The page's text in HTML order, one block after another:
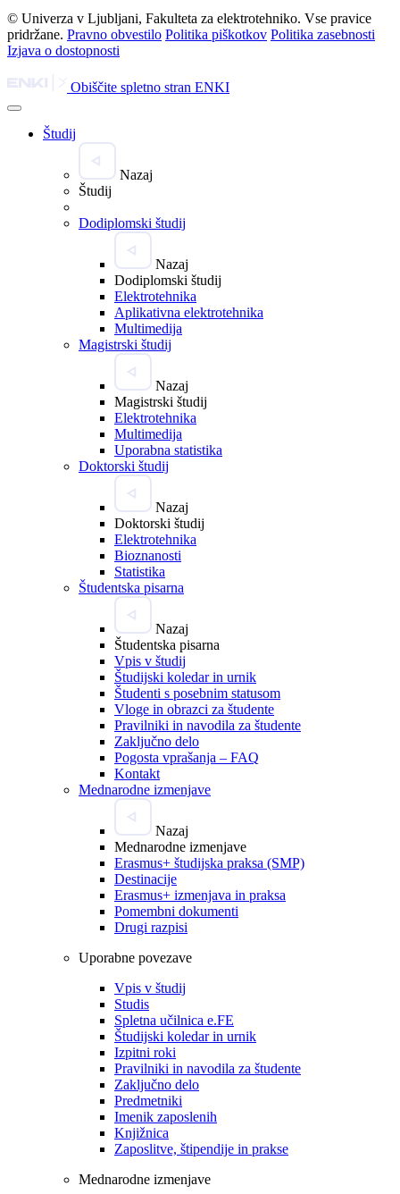
© Univerza v Ljubljani, Fakulteta za elektrotehniko. Vse pravice
pridržane. Pravno obvestilo Politika piškotkov Politika zasebnosti
Izjava o dostopnosti
Obiščite spletno stran ENKI
Študij
Nazaj
Študij
Dodiplomski študij
Nazaj
Dodiplomski študij
Elektrotehnika
Aplikativna elektrotehnika
Multimedija
Magistrski študij
Nazaj
Magistrski študij
Elektrotehnika
Multimedija
Uporabna statistika
Doktorski študij
Nazaj
Doktorski študij
Elektrotehnika
Bioznanosti
Statistika
Študentska pisarna
Nazaj
Študentska pisarna
Vpis v študij
Študijski koledar in urnik
Študenti s posebnim statusom
Vloge in obrazci za študente
Pravilniki in navodila za študente
Zaključno delo
Pogosta vprašanja – FAQ
Kontakt
Mednarodne izmenjave
Nazaj
Mednarodne izmenjave
Erasmus+ študijska praksa (SMP)
Destinacije
Erasmus+ izmenjava in praksa
Pomembni dokumenti
Drugi razpisi
Uporabne povezave
Vpis v študij
Studis
Spletna učilnica e.FE
Študijski koledar in urnik
Izpitni roki
Pravilniki in navodila za študente
Zaključno delo
Predmetniki
Imenik zaposlenih
Knjižnica
Zaposlitve, štipendije in prakse
Mednarodne izmenjave